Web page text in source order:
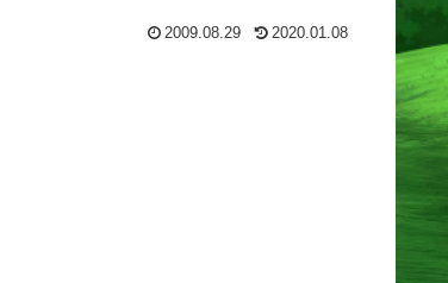
2009.08.29 2020.01.08